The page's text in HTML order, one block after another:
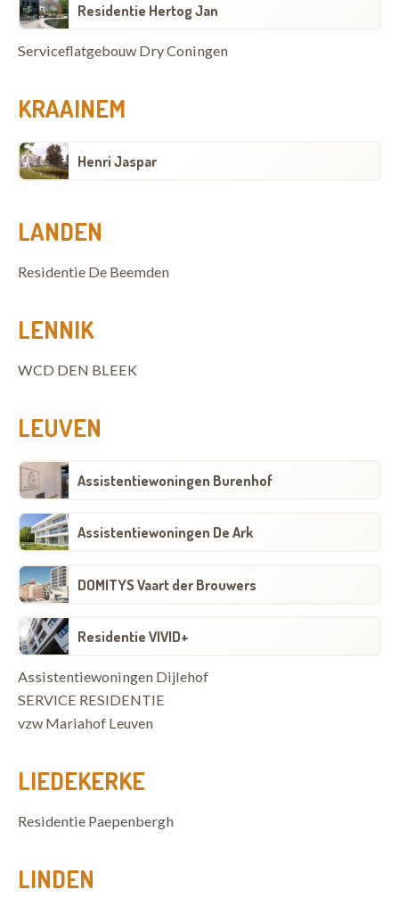
Residentie Hertog Jan
Serviceflatgebouw Dry Coningen
KRAAINEM
Henri Jaspar
LANDEN
Residentie De Beemden
LENNIK
WCD DEN BLEEK
LEUVEN
Assistentiewoningen Burenhof
Assistentiewoningen De Ark
DOMITYS Vaart der Brouwers
Residentie VIVID+
Assistentiewoningen Dijlehof
SERVICE RESIDENTIE
vzw Mariahof Leuven
LIEDEKERKE
Residentie Paepenbergh
LINDEN